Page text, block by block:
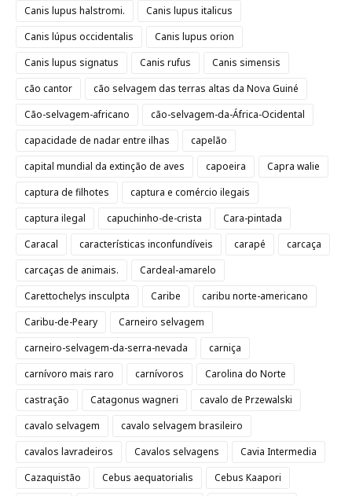
Canis lupus halstromi.
Canis lupus italicus
Canis lúpus occidentalis
Canis lupus orion
Canis lupus signatus
Canis rufus
Canis simensis
cão cantor
cão selvagem das terras altas da Nova Guiné
Cão-selvagem-africano
cão-selvagem-da-África-Ocidental
capacidade de nadar entre ilhas
capelão
capital mundial da extinção de aves
capoeira
Capra walie
captura de filhotes
captura e comércio ilegais
captura ilegal
capuchinho-de-crista
Cara-pintada
Caracal
características inconfundíveis carapé
carcaça
carcaças de animais.
Cardeal-amarelo
Carettochelys insculpta
Caribe
caribu norte-americano
Caribu-de-Peary
Carneiro selvagem
carneiro-selvagem-da-serra-nevada
carniça
carnívoro mais raro
carnívoros
Carolina do Norte
castração
Catagonus wagneri
cavalo de Przewalski
cavalo selvagem
cavalo selvagem brasileiro
cavalos lavradeiros
Cavalos selvagens
Cavia Intermedia
Cazaquistão
Cebus aequatorialis
Cebus Kaapori